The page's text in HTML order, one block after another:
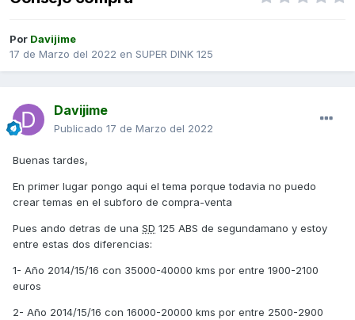
Por Davijime
17 de Marzo del 2022 en SUPER DINK 125
Davijime
Publicado 17 de Marzo del 2022
Buenas tardes,
En primer lugar pongo aqui el tema porque todavia no puedo
crear temas en el subforo de compra-venta
Pues ando detras de una SD 125 ABS de segundamano y estoy
entre estas dos diferencias:
1- Año 2014/15/16 con 35000-40000 kms por entre 1900-2100
euros
2- Año 2014/15/16 con 16000-20000 kms por entre 2500-2900